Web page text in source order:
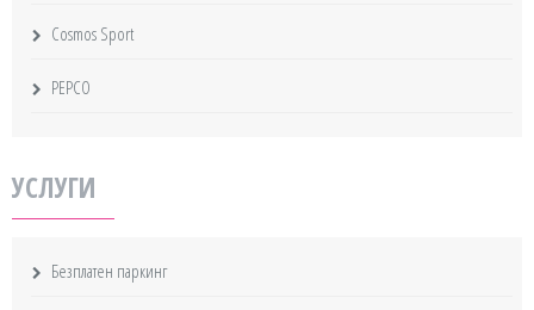
Cosmos Sport
PEPCO
УСЛУГИ
Безплатен паркинг